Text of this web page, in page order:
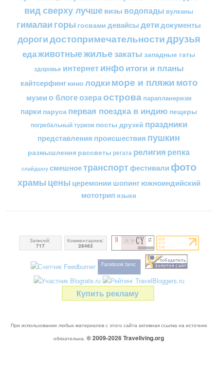
вид сверху лучшевизы водопады вулканы
гималаи горы госвами девайсы детидокументы
дорогидостопримечательностидрузья
едаживотныежильезакаты западные гаты
здоровье интернетинфоитоги и планы
кайтсерфинг кино лодкиморе и пляжимото
музеи о блогеозераострова парапланеризм
парки паруса первая поездка в индию пещеры
погребальный туризм посты друзей праздники
представления происшествия пушкин
размышления рассветы регата религия репка
слайдшоу смешноетранспортфестивали фото
храмы цены церемонии шопингюжноиндийский
мототрип языки
Записей:
717
Комментариев:
28463
Facebook fans:
Купить рекламу
При использовании любых материалов с этого сайта активная ссылка на источник
обязательна. © 2009-2026Traveliving.org